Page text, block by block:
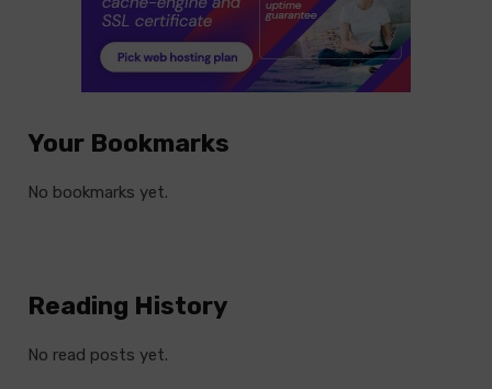
Your Bookmarks
No bookmarks yet.
Reading History
No read posts yet.